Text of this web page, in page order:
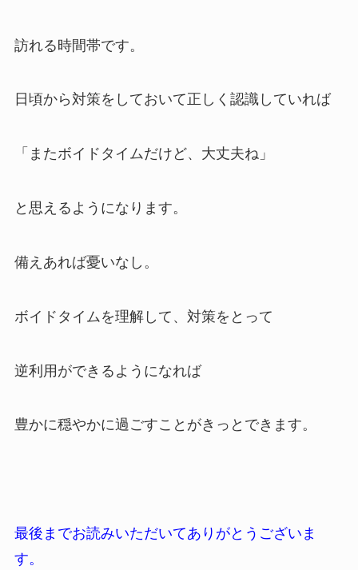
訪れる時間帯です。
日頃から対策をしておいて正しく認識していれば
「またボイドタイムだけど、大丈夫ね」
と思えるようになります。
備えあれば憂いなし。
ボイドタイムを理解して、対策をとって
逆利用ができるようになれば
豊かに穏やかに過ごすことがきっとできます。
最後までお読みいただいてありがとうございま
す。